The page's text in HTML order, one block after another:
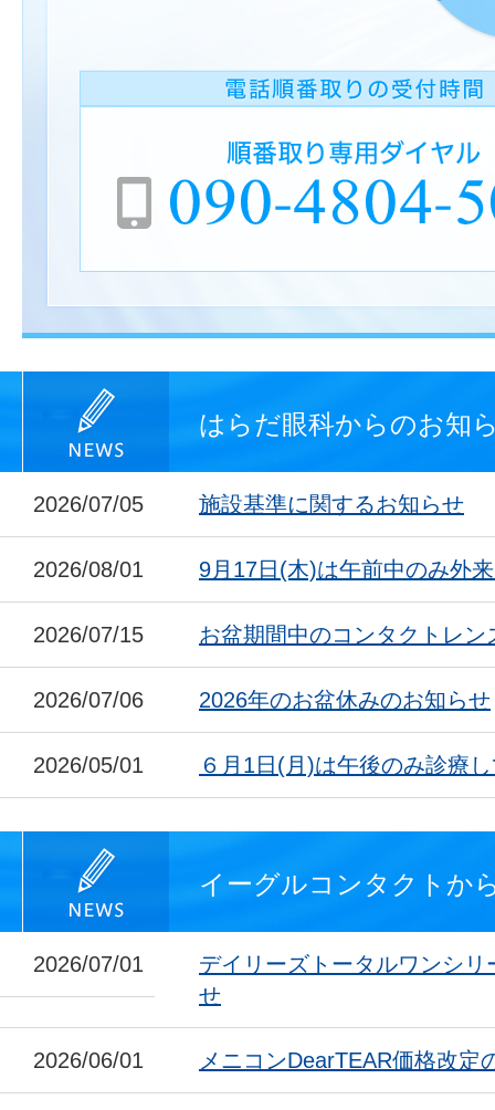
はらだ眼科からのお知
2026/07/05 施設基準に関するお知らせ
2026/08/01 9月17日(木)は午前中のみ外
2026/07/15 お盆期間中のコンタクトレン
2026/07/06 2026年のお盆休みのお知らせ
2026/05/01 ６月1日(月)は午後のみ診療
イーグルコンタクトか
2026/07/01
デイリーズトータルワンシ
せ
2026/06/01 メニコンDearTEAR価格改定